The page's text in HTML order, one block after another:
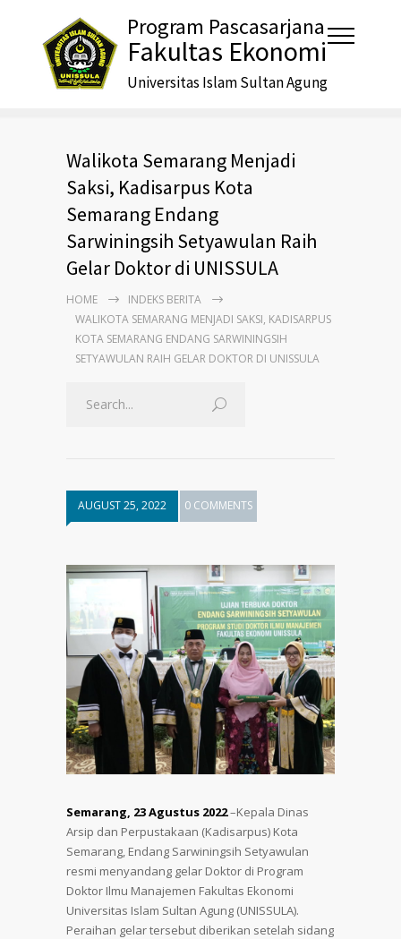
Program Pascasarjana
Fakultas Ekonomi
Universitas Islam Sultan Agung
Walikota Semarang Menjadi
Saksi, Kadisarpus Kota
Semarang Endang
Sarwiningsih Setyawulan Raih
Gelar Doktor di UNISSULA
HOME
INDEKS BERITA
WALIKOTA SEMARANG MENJADI SAKSI, KADISARPUS
KOTA SEMARANG ENDANG SARWININGSIH
SETYAWULAN RAIH GELAR DOKTOR DI UNISSULA
AUGUST 25, 2022 0 COMMENTS
Semarang, 23 Agustus 2022–Kepala Dinas
Arsip dan Perpustakaan (Kadisarpus) Kota
Semarang, Endang Sarwiningsih Setyawulan
resmi menyandang gelar Doktor di Program
Doktor Ilmu Manajemen Fakultas Ekonomi
Universitas Islam Sultan Agung (UNISSULA).
Peraihan gelar tersebut diberikan setelah sidang